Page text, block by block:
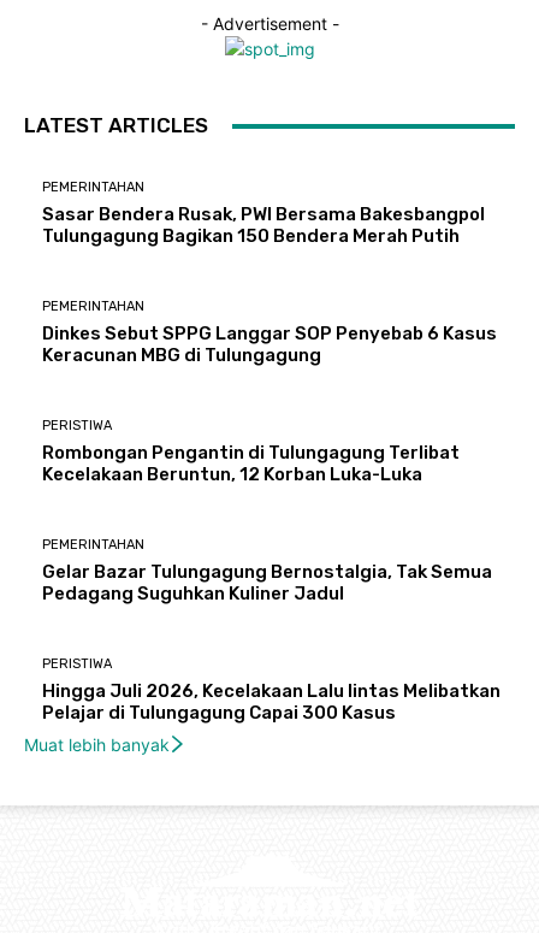
- Advertisement -
LATEST ARTICLES
PEMERINTAHAN
Sasar Bendera Rusak, PWI Bersama Bakesbangpol
Tulungagung Bagikan 150 Bendera Merah Putih
PEMERINTAHAN
Dinkes Sebut SPPG Langgar SOP Penyebab 6 Kasus
Keracunan MBG di Tulungagung
PERISTIWA
Rombongan Pengantin di Tulungagung Terlibat
Kecelakaan Beruntun, 12 Korban Luka-Luka
PEMERINTAHAN
Gelar Bazar Tulungagung Bernostalgia, Tak Semua
Pedagang Suguhkan Kuliner Jadul
PERISTIWA
Hingga Juli 2026, Kecelakaan Lalu lintas Melibatkan
Pelajar di Tulungagung Capai 300 Kasus
Muat lebih banyak